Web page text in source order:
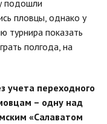
подошли
пловцы, однако у
турнира показать
полгода, на
учета переходного
– одну над
«Салаватом